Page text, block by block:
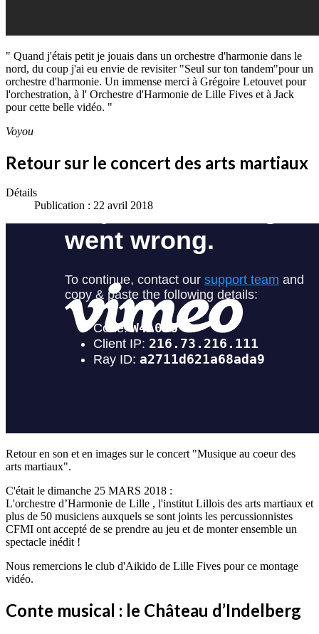
" Quand j'étais petit je jouais dans un orchestre d'harmonie dans le
nord, du coup j'ai eu envie de revisiter "Seul sur ton tandem"pour un
orchestre d'harmonie. Un immense merci à Grégoire Letouvet pour
l'orchestration, à l' Orchestre d'Harmonie de Lille Fives et à Jack
pour cette belle vidéo. "
Voyou
Retour sur le concert des arts martiaux
Détails
Publication : 22 avril 2018
Retour en son et en images sur le concert "Musique au coeur des
arts martiaux".
C'était le dimanche 25 MARS 2018 :
L'orchestre d’Harmonie de Lille , l'institut Lillois des arts martiaux et
plus de 50 musiciens auxquels se sont joints les percussionnistes
CFMI ont accepté de se prendre au jeu et de monter ensemble un
spectacle inédit !
Nous remercions le club d'Aikido de Lille Fives pour ce montage
vidéo.
Conte musical : le Château d’Indelberg